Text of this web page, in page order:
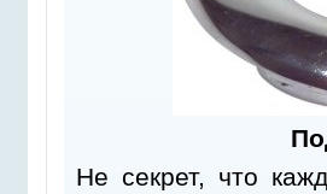
Не секрет, что